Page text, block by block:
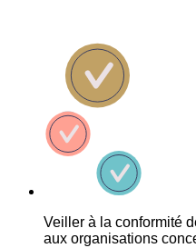
Veiller à la conformité
aux organisations